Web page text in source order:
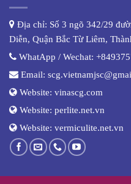
Địa chỉ: Số 3 ngõ 342/29
Diễn, Quận Bắc Từ Liêm,
WhatApp / Wechat:
Email:
Website: vinascg.com
Website: perlite.net.vn
Website: vermiculite.net.vn